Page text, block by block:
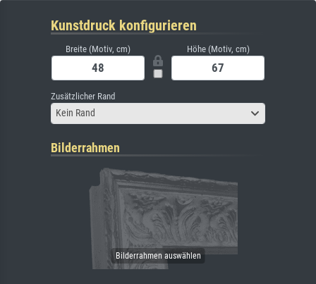
Kunstdruck konfigurieren
Breite (Motiv, cm) Höhe (Motiv, cm)
Zusätzlicher Rand
Kein Rand
Bilderrahmen